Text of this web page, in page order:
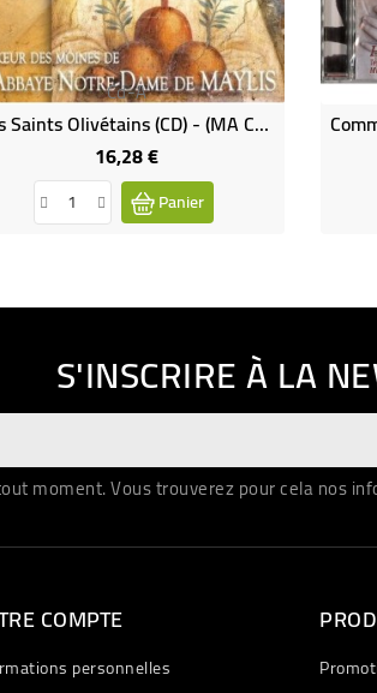
Cd-A
Les Saints Olivétains (CD) - (MA CDO)
16,28 €Prix
Panier
S'INSCRIRE À LA
moment. Vous trouverez pour cela nos
COMPTE
personnelles